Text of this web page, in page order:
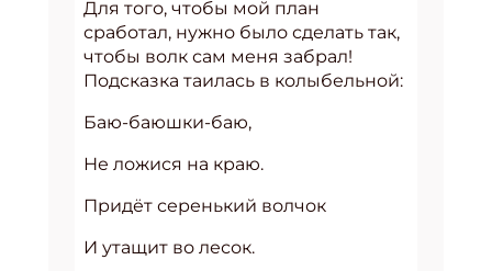
Для того, чтобы мой план
сработал, нужно было сделать так,
чтобы волк сам меня забрал!
Подсказка таилась в колыбельной:
Баю-баюшки-баю,
Не ложися на краю.
Придёт серенький волчок
И утащит во лесок.